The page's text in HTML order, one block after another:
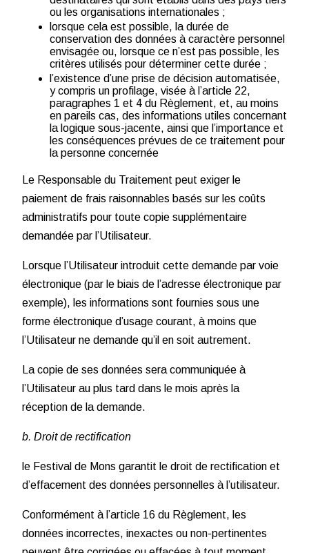
ou les organisations internationales ;
lorsque cela est possible, la durée de
conservation des données à caractère personnel
envisagée ou, lorsque ce n’est pas possible, les
critères utilisés pour déterminer cette durée ;
l’existence d’une prise de décision automatisée,
y compris un profilage, visée à l’article 22,
paragraphes 1 et 4 du Règlement, et, au moins
en pareils cas, des informations utiles concernant
la logique sous-jacente, ainsi que l’importance et
les conséquences prévues de ce traitement pour
la personne concernée
Le Responsable du Traitement peut exiger le
paiement de frais raisonnables basés sur les coûts
administratifs pour toute copie supplémentaire
demandée par l’Utilisateur.
Lorsque l’Utilisateur introduit cette demande par voie
électronique (par le biais de l’adresse électronique par
exemple), les informations sont fournies sous une
forme électronique d’usage courant, à moins que
l’Utilisateur ne demande qu’il en soit autrement.
La copie de ses données sera communiquée à
l’Utilisateur au plus tard dans le mois après la
réception de la demande.
b. Droit de rectification
le Festival de Mons garantit le droit de rectification et
d’effacement des données personnelles à l’utilisateur.
Conformément à l’article 16 du Règlement, les
données incorrectes, inexactes ou non-pertinentes